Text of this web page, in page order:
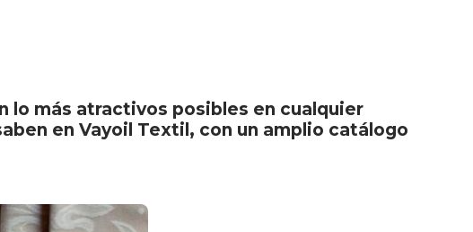
lo más atractivos posibles en cualquier
en Vayoil Textil, con un amplio catálogo